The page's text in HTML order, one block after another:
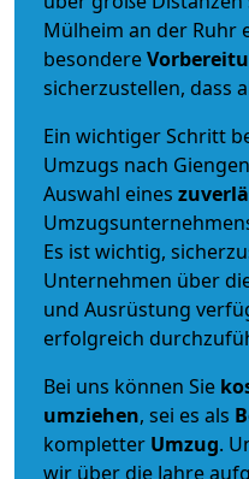
Mülheim an der Ruhr
besondere
sicherzustellen, dass
Ein wichtiger Schritt
Umzugs nach
Auswahl eines
Es ist wichtig,
Unternehmen über
und Ausrüstung
erfolgreich
Bei uns können Sie
umziehen, sei es als
kompletter Umzug.
wir über die Jahre